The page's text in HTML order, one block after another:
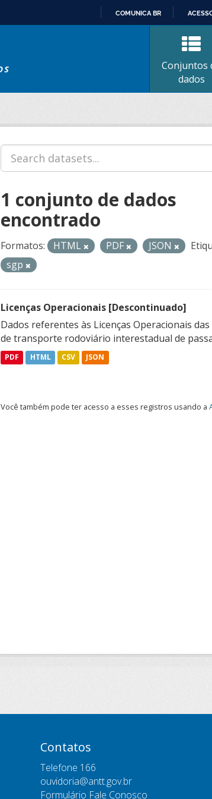
CONTEÚDO
COMUNICA BR
Conjuntos
dados
1 conjunto de dados
encontrado
Formatos: HTML PDF JSON
sgp
Licenças Operacionais [Descontinuado]
Dados referentes às Licenças Operacionais
de transporte rodoviário interestadual de
PDF HTML CSV JSON
Você também pode ter acesso a esses registros usando a
Contatos
Telefone 166
ouvidoria@antt.gov.br
Formulário Fale Conosco